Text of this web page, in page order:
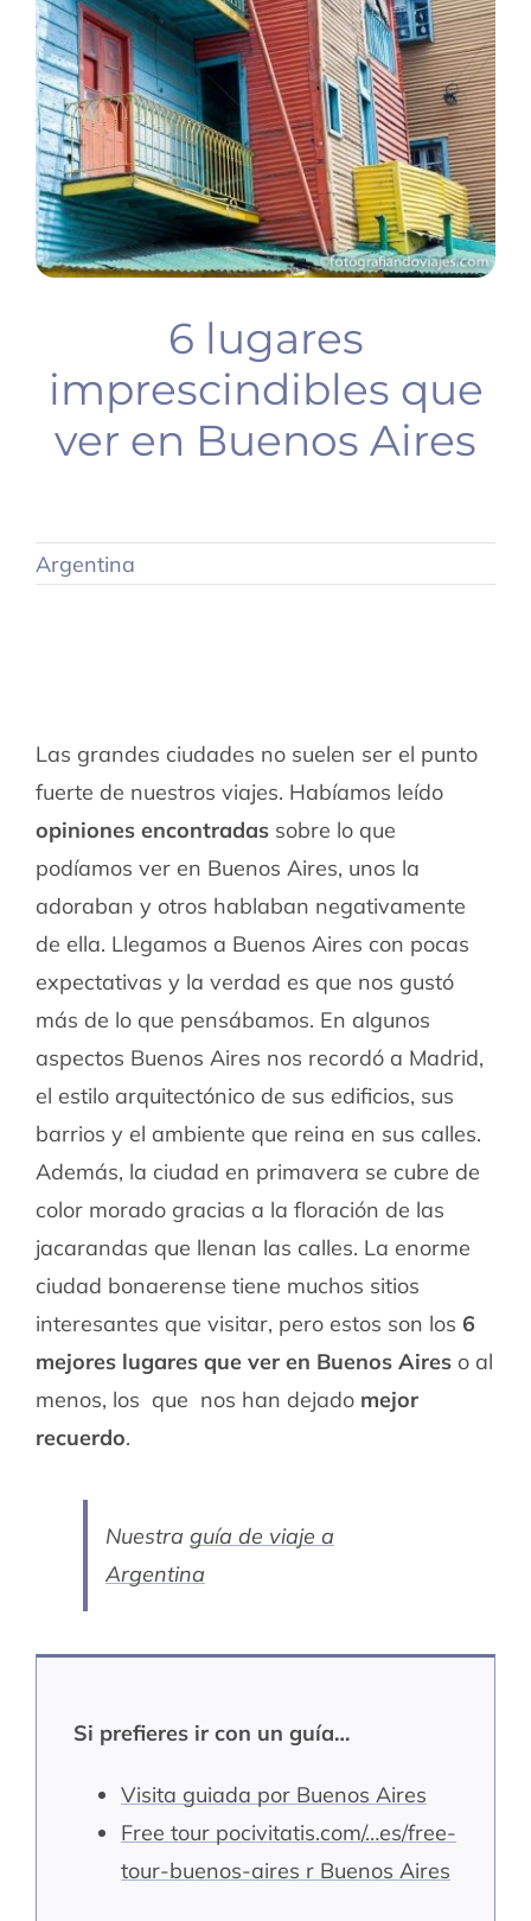
BUCEO
PLANIFICA TU VIAJE
6 lugares
imprescindibles que
ver en Buenos Aires
Argentina
Las grandes ciudades no suelen ser el punto
fuerte de nuestros viajes. Habíamos leído
opiniones encontradassobre lo que
podíamos ver en Buenos Aires, unos la
adoraban y otros hablaban negativamente
de ella. Llegamos a Buenos Aires con pocas
expectativas y la verdad es que nos gustó
más de lo que pensábamos. En algunos
aspectos Buenos Aires nos recordó a Madrid,
el estilo arquitectónico de sus edificios, sus
barrios y el ambiente que reina en sus calles.
Además, la ciudad en primavera se cubre de
color morado gracias a la floración de las
jacarandas que llenan las calles. La enorme
ciudad bonaerense tiene muchos sitios
interesantes que visitar, pero estos son los 6
mejores lugares que ver en Buenos Aires o al
menos, los que nos han dejado mejor
recuerdo.
Nuestra guía de viaje a
Argentina
Si prefieres ir con un guía…
Visita guiada por Buenos Aires
Free tour pocivitatis.com/…es/free-
tour-buenos-aires r Buenos Aires